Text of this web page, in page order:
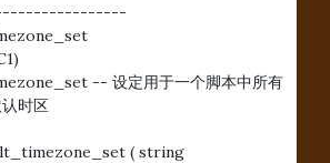
-- 设定用于一个脚本中所有
时区
( string